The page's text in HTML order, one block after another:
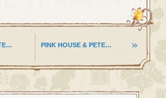
PINK HOUSE & PETE…